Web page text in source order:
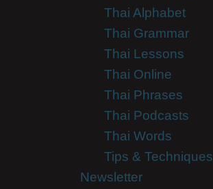
Thai Alphabet
Thai Grammar
Thai Lessons
Thai Online
Thai Phrases
Thai Podcasts
Thai Words
Tips & Techniques
Newsletter